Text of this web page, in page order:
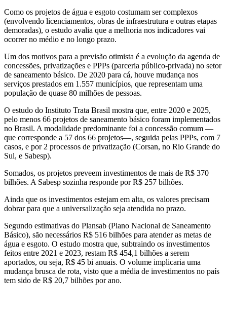
Como os projetos de água e esgoto costumam ser complexos
(envolvendo licenciamentos, obras de infraestrutura e outras etapas
demoradas), o estudo avalia que a melhoria nos indicadores vai
ocorrer no médio e no longo prazo.
Um dos motivos para a previsão otimista é a evolução da agenda de
concessões, privatizações e PPPs (parceria público-privada) no setor
de saneamento básico. De 2020 para cá, houve mudança nos
serviços prestados em 1.557 municípios, que representam uma
população de quase 80 milhões de pessoas.
O estudo do Instituto Trata Brasil mostra que, entre 2020 e 2025,
pelo menos 66 projetos de saneamento básico foram implementados
no Brasil. A modalidade predominante foi a concessão comum —
que corresponde a 57 dos 66 projetos—, seguida pelas PPPs, com 7
casos, e por 2 processos de privatização (Corsan, no Rio Grande do
Sul, e Sabesp).
Somados, os projetos preveem investimentos de mais de R$ 370
bilhões. A Sabesp sozinha responde por R$ 257 bilhões.
Ainda que os investimentos estejam em alta, os valores precisam
dobrar para que a universalização seja atendida no prazo.
Segundo estimativas do Plansab (Plano Nacional de Saneamento
Básico), são necessários R$ 516 bilhões para atender as metas de
água e esgoto. O estudo mostra que, subtraindo os investimentos
feitos entre 2021 e 2023, restam R$ 454,1 bilhões a serem
aportados, ou seja, R$ 45 bi anuais. O volume implicaria uma
mudança brusca de rota, visto que a média de investimentos no país
tem sido de R$ 20,7 bilhões por ano.